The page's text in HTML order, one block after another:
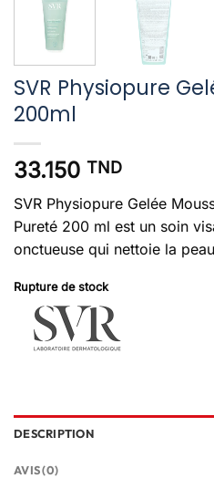
SVR Physiopure
200ml
33.150 TND
SVR Physiopure Gelée
Pureté 200 ml est un soin
onctueuse qui nettoie la
Rupture de stock
DESCRIPTION
AVIS (0)